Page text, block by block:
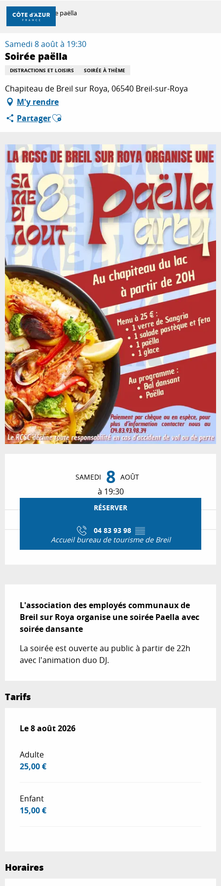
Aller
contenu
principal
DÉCOUVRIR
À FAIRE
SÉJOURNER
Accueil Soirée paëlla
Samedi 8 août à 19:30
Soirée paëlla
DISTRACTIONS ET LOISIRS SOIRÉE À THÈME
Chapiteau de Breil sur Roya, 06540 Breil-sur-Roya
M'y rendre
PartagerAjouter aux favoris
SAMEDI 8 AOÛT
à 19:30
RÉSERVER
04 83 93 98 ▒▒
Accueil bureau de tourisme de Breil
L'association des employés communaux de
Breil sur Roya organise une soirée Paella avec
soirée dansante
La soirée est ouverte au public à partir de 22h
avec l'animation duo DJ.
Tarifs
Le8 août 2026
Le8 août 2026
Adulte
25,00 €
Enfant
15,00 €
Horaires